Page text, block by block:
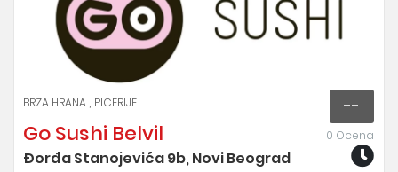
--
0 Ocena
BRZA HRANA PICERIJE
Go Sushi Belvil
Đorđa Stanojevića 9b, Novi Beograd